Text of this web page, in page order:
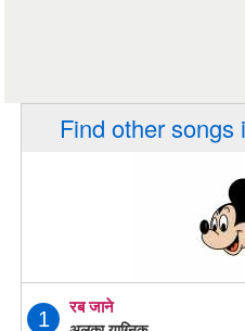
Find other songs
1
रब जाने